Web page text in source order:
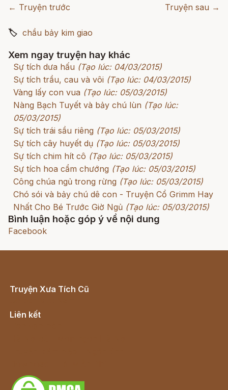
← Truyện trước Truyện sau →
🏷 chầu bảy kim giao
Xem ngay truyện hay khác
Sự tích dưa hấu (Tạo lúc: 04/03/2015)
Sự tích trầu, cau và vôi (Tạo lúc: 04/03/2015)
Vàng lấy con vua (Tạo lúc: 05/03/2015)
Nàng Bạch Tuyết và bảy chú lùn (Tạo lúc:
05/03/2015)
Sự tích trái sầu riêng (Tạo lúc: 05/03/2015)
Sự tích cây huyết dụ (Tạo lúc: 05/03/2015)
Sự tích chim hít cô (Tạo lúc: 05/03/2015)
Sự tích hoa cẩm chướng (Tạo lúc: 05/03/2015)
Công chúa ngủ trong rừng (Tạo lúc: 05/03/2015)
Chó sói và bảy chú dê con - Truyện Cổ Grimm Hay
Nhất Cho Bé Trước Giờ Ngủ (Tạo lúc: 05/03/2015)
Bình luận hoặc góp ý về nội dung
Facebook
Truyện Xưa Tích Cũ
Liên kết